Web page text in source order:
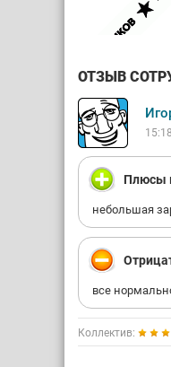
ОТЗЫВ
Плюсы
небольшая
все
Коллектив: